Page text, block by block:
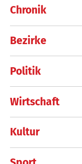
Chronik
Bezirke
Politik
Wirtschaft
Kultur